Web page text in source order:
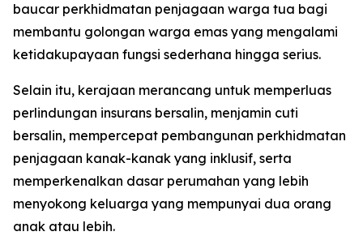
baucar perkhidmatan penjagaan warga tua bagi
membantu golongan warga emas yang mengalami
ketidakupayaan fungsi sederhana hingga serius.
Selain itu, kerajaan merancang untuk memperluas
perlindungan insurans bersalin, menjamin cuti
bersalin, mempercepat pembangunan perkhidmatan
penjagaan kanak-kanak yang inklusif, serta
memperkenalkan dasar perumahan yang lebih
menyokong keluarga yang mempunyai dua orang
anak atau lebih.